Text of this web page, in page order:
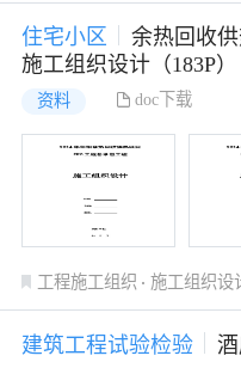
住宅小区
余热回收
施工组织设计（183P）
资料 doc下载
工程施工组织 施工组织设
建筑工程试验检验